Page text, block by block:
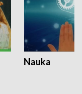
Nauka